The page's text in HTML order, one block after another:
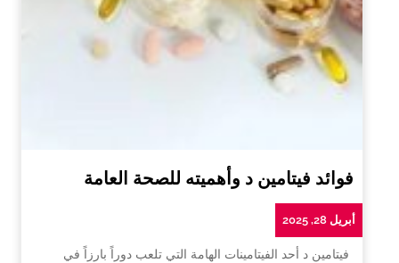
فوائد فيتامين د وأهميته للصحة العامة
أبريل 28, 2025
فيتامين د أحد الفيتامينات الهامة التي تلعب دوراً بارزاً في